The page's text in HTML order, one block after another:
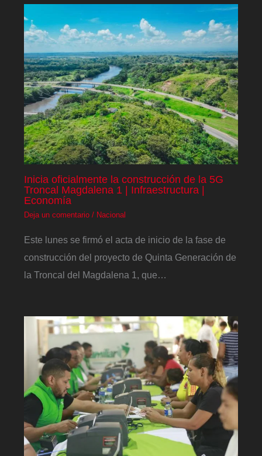
Inicia oficialmente la construcción de la 5G
Troncal Magdalena 1 | Infraestructura |
Economía
Deja un comentario / Nacional
Este lunes se firmó el acta de inicio de la fase de
construcción del proyecto de Quinta Generación de
la Troncal del Magdalena 1, que…